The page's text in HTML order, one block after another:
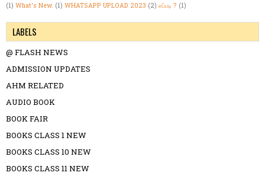
(1) What's New. (1) WHATSAPP UPLOAD 2023 (2) எப்படி ? (1)
LABELS
@ FLASH NEWS
ADMISSION UPDATES
AHM RELATED
AUDIO BOOK
BOOK FAIR
BOOKS CLASS 1 NEW
BOOKS CLASS 10 NEW
BOOKS CLASS 11 NEW